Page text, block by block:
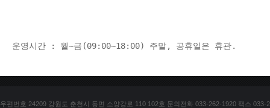
운영시간 : 월~금(09:00~18:00) 주말, 공휴일은 휴관.
우편번호 24209 강원도 춘천시 동면 소양강로 110 102호 문의전화 033-262-1920 팩스 033-